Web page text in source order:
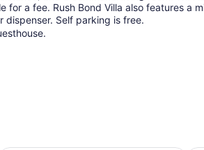
a fee. Rush Bond Villa also features a
dispenser. Self parking is free.